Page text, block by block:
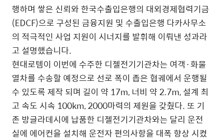
행하며 쌓은 신뢰와 한국수출입은행의 대외경제협력기금
(EDCF)으로 구성된 금융지원 및 수출입은행 다카사무소
의 적극적인 사업 지원이 시너지를 발휘해 이뤄낸 성과라
고 설명했습니다.
현대로템이 이번에 수주한 디젤전기기관차는 여객·화물
열차를 수송할 예정으로 선로 폭이 좁은 협궤에서 운행될
수 있도록 제작 되며 길이 약 17m, 너비 약 2.7m, 설계 최
고 속도 시속 100km, 2000마력의 제원을 갖췄다. 또 기
존 방글라데시에 납품한 디젤전기기관차와는 달리 운전
실에 에어컨을 설치해 운전자 편의사항을 대폭 향상 시켰